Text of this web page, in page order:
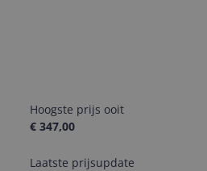
Hoogste prijs ooit
€ 347,00
Laatste prijsupdate